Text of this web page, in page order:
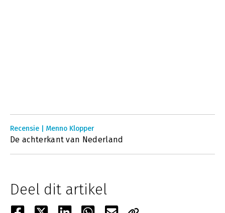
Recensie | Menno Klopper
De achterkant van Nederland
Deel dit artikel